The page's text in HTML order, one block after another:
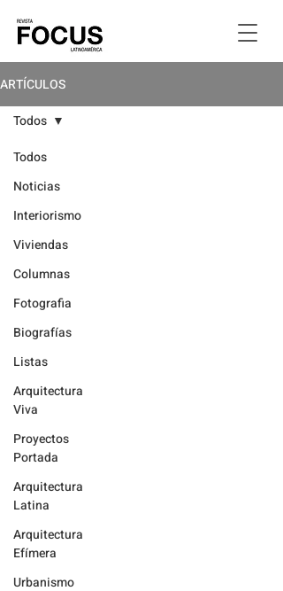
ARTÍCULOS
Todos
Noticias
Interiorismo
Viviendas
Columnas
Fotografia
Biografías
Listas
Arquitectura
Viva
Proyectos
Portada
Arquitectura
Latina
Arquitectura
Efímera
Urbanismo
Todos